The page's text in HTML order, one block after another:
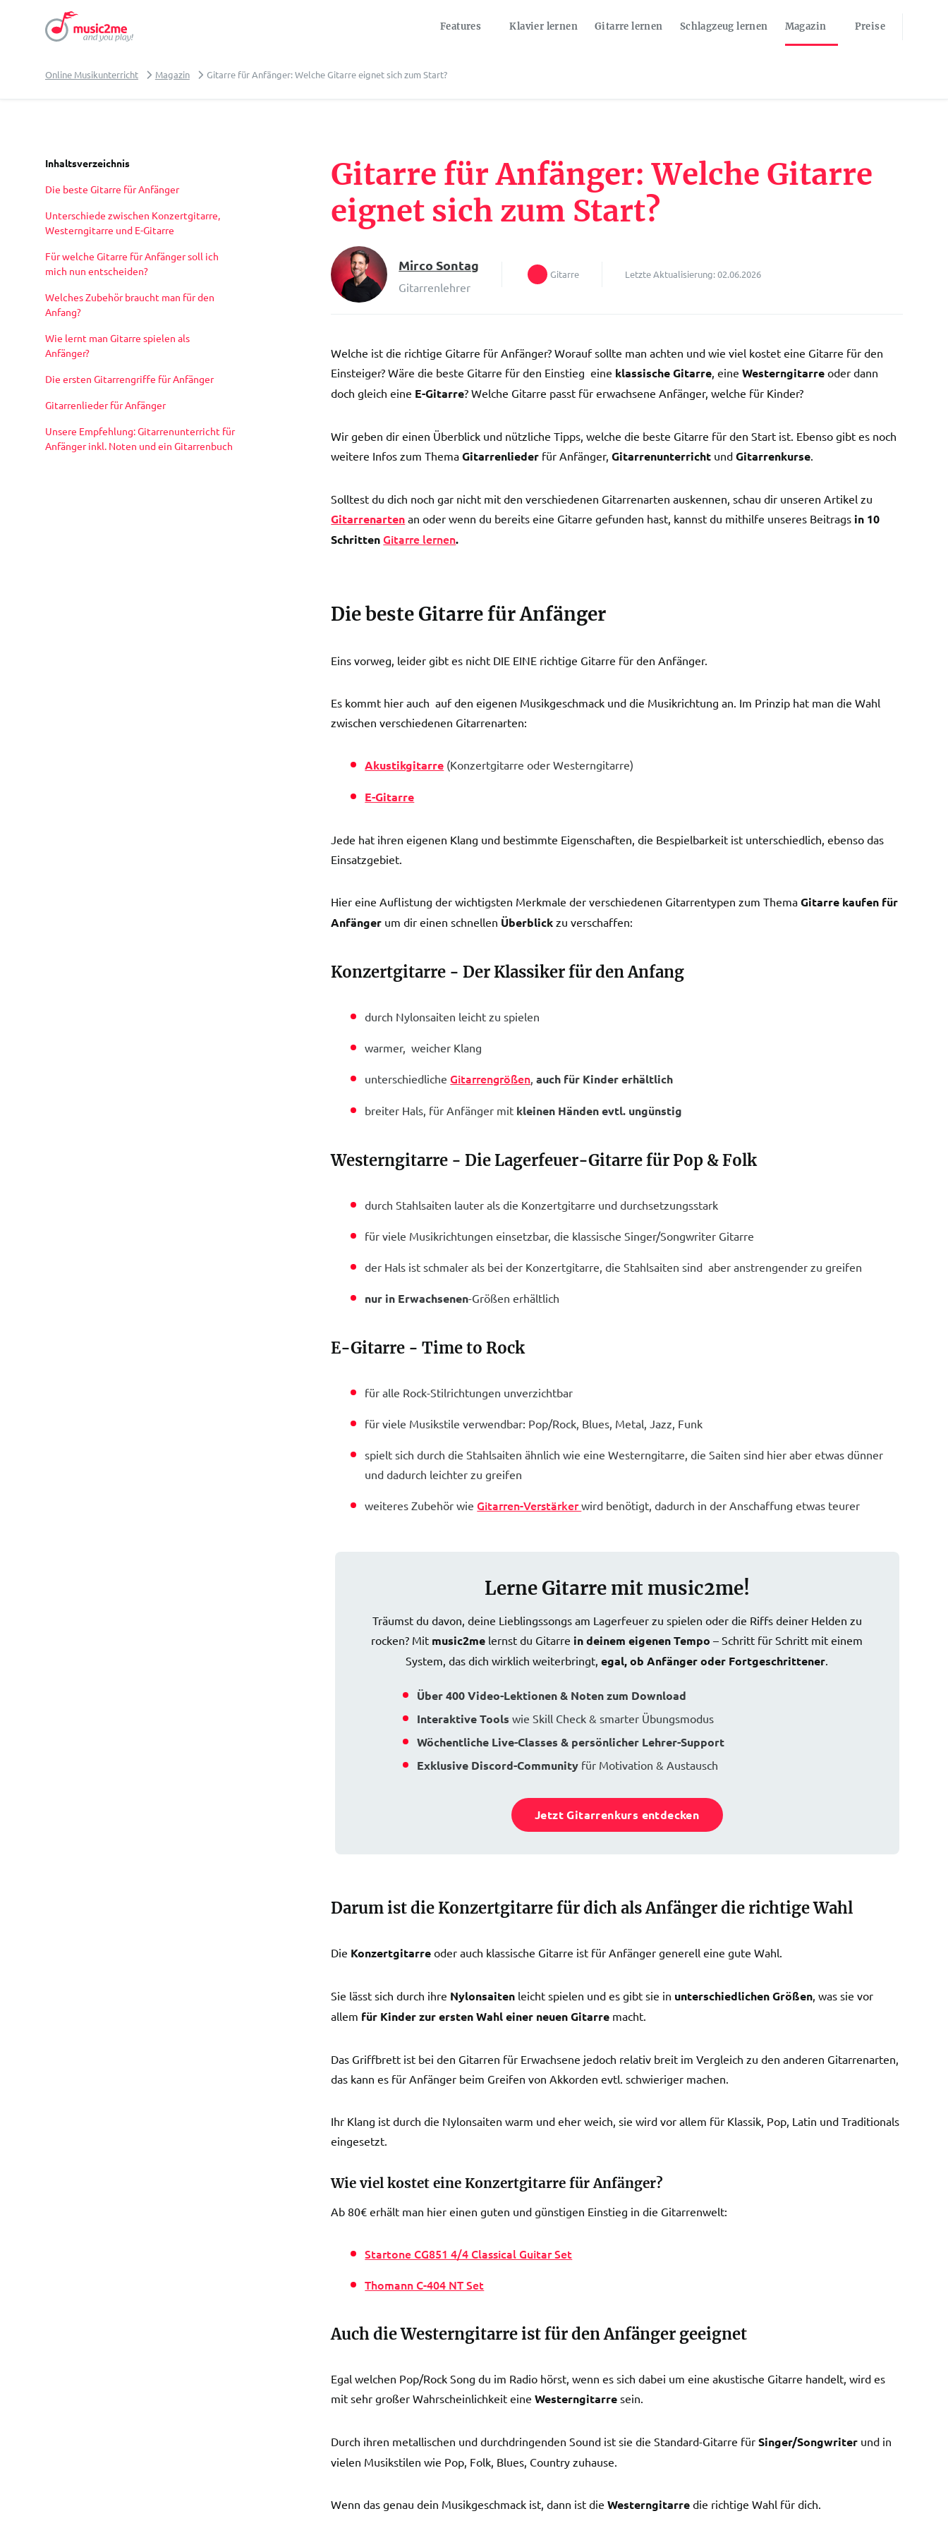
Features Klavier lernen Gitarre lernen Schlagzeug lernen Magazin Preise
Online Musikunterricht Magazin Gitarre für Anfänger: Welche Gitarre eignet sich zum Start?
Inhaltsverzeichnis
Die beste Gitarre für Anfänger
Unterschiede zwischen Konzertgitarre,
Westerngitarre und E-Gitarre
Für welche Gitarre für Anfänger soll ich
mich nun entscheiden?
Welches Zubehör braucht man für den
Anfang?
Wie lernt man Gitarre spielen als
Anfänger?
Die ersten Gitarrengriffe für Anfänger
Gitarrenlieder für Anfänger
Unsere Empfehlung: Gitarrenunterricht für
Anfänger inkl. Noten und ein Gitarrenbuch
Gitarre für Anfänger: Welche Gitarre
eignet sich zum Start?
Mirco Sontag
Gitarrenlehrer
Gitarre Letzte Aktualisierung: 02.06.2026
Welche ist die richtige Gitarre für Anfänger? Worauf sollte man achten und wie viel kostet eine Gitarre für den
Einsteiger? Wäre die beste Gitarre für den Einstieg eine klassische Gitarre, eineWesterngitarre oder dann
doch gleich eine E-Gitarre? Welche Gitarre passt für erwachsene Anfänger, welche für Kinder?
Wir geben dir einen Überblick und nützliche Tipps, welche die beste Gitarre für den Start ist. Ebenso gibt es noch
weitere Infos zum ThemaGitarrenlieder für Anfänger,Gitarrenunterricht undGitarrenkurse.
Solltest du dich noch gar nicht mit den verschiedenen Gitarrenarten auskennen, schau dir unseren Artikel zu
Gitarrenarten an oder wenn du bereits eine Gitarre gefunden hast, kannst du mithilfe unseres Beitrags in 10
SchrittenGitarre lernen.
Die beste Gitarre für Anfänger
Eins vorweg, leider gibt es nicht DIE EINE richtige Gitarre für den Anfänger.
Es kommt hier auch auf den eigenen Musikgeschmack und die Musikrichtung an. Im Prinzip hat man die Wahl
zwischen verschiedenen Gitarrenarten:
Akustikgitarre (Konzertgitarre oder Westerngitarre)
E-Gitarre
Jede hat ihren eigenen Klang und bestimmte Eigenschaften, die Bespielbarkeit ist unterschiedlich, ebenso das
Einsatzgebiet.
Hier eine Auflistung der wichtigsten Merkmale der verschiedenen Gitarrentypen zum ThemaGitarre kaufen für
Anfänger um dir einen schnellen Überblick zu verschaffen:
Konzertgitarre - Der Klassiker für den Anfang
durch Nylonsaiten leicht zu spielen
warmer, weicher Klang
unterschiedlicheGitarrengrößen,auch für Kinder erhältlich
breiter Hals, für Anfänger mit kleinen Händen evtl. ungünstig
Westerngitarre - Die Lagerfeuer-Gitarre für Pop & Folk
durch Stahlsaiten lauter als die Konzertgitarre und durchsetzungsstark
für viele Musikrichtungen einsetzbar, die klassische Singer/Songwriter Gitarre
der Hals ist schmaler als bei der Konzertgitarre, die Stahlsaiten sind aber anstrengender zu greifen
nur in Erwachsenen-Größen erhältlich
E-Gitarre - Time to Rock
für alle Rock-Stilrichtungen unverzichtbar
für viele Musikstile verwendbar: Pop/Rock, Blues, Metal, Jazz, Funk
spielt sich durch die Stahlsaiten ähnlich wie eine Westerngitarre, die Saiten sind hier aber etwas dünner
und dadurch leichter zu greifen
weiteres Zubehör wieGitarren-Verstärkerwird benötigt, dadurch in der Anschaffung etwas teurer
Lerne Gitarre mit music2me!
Träumst du davon, deine Lieblingssongs am Lagerfeuer zu spielen oder die Riffs deiner Helden zu
rocken? Mit music2me lernst du Gitarre in deinem eigenen Tempo – Schritt für Schritt mit einem
System, das dich wirklich weiterbringt,egal, ob Anfänger oder Fortgeschrittener.
Über 400 Video-Lektionen & Noten zum Download
Interaktive Tools wie Skill Check & smarter Übungsmodus
Wöchentliche Live-Classes & persönlicher Lehrer-Support
Exklusive Discord-Communityfür Motivation & Austausch
Jetzt Gitarrenkurs entdecken
Darum ist die Konzertgitarre für dich als Anfänger die richtige Wahl
Die Konzertgitarreoder auch klassische Gitarre ist für Anfänger generell eine gute Wahl.
Sie lässt sich durch ihre Nylonsaiten leicht spielen und es gibt sie in unterschiedlichen Größen, was sie vor
allem für Kinder zur ersten Wahl einer neuen Gitarre macht.
Das Griffbrett ist bei den Gitarren für Erwachsene jedoch relativ breit im Vergleich zu den anderen Gitarrenarten,
das kann es für Anfänger beim Greifen von Akkorden evtl. schwieriger machen.
Ihr Klang ist durch die Nylonsaiten warm und eher weich, sie wird vor allem für Klassik, Pop, Latin und Traditionals
eingesetzt.
Wie viel kostet eine Konzertgitarre für Anfänger?
Ab 80€ erhält man hier einen guten und günstigen Einstieg in die Gitarrenwelt:
Startone CG851 4/4 Classical Guitar Set
Thomann C-404 NT Set
Auch die Westerngitarre ist für den Anfänger geeignet
Egal welchen Pop/Rock Song du im Radio hörst, wenn es sich dabei um eine akustische Gitarre handelt, wird es
mit sehr großer Wahrscheinlichkeit eineWesterngitarre sein.
Durch ihren metallischen und durchdringenden Sound ist sie die Standard-Gitarre fürSinger/Songwriter und in
vielen Musikstilen wie Pop, Folk, Blues, Country zuhause.
Wenn das genau dein Musikgeschmack ist, dann ist dieWesterngitarre die richtige Wahl für dich.